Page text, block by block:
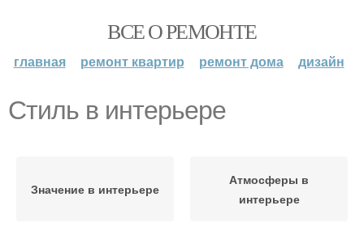
ВСЕ О РЕМОНТЕ
главная ремонт квартир ремонт дома дизайн
Стиль в интерьере
Значение в интерьере
Атмосферы в
интерьере